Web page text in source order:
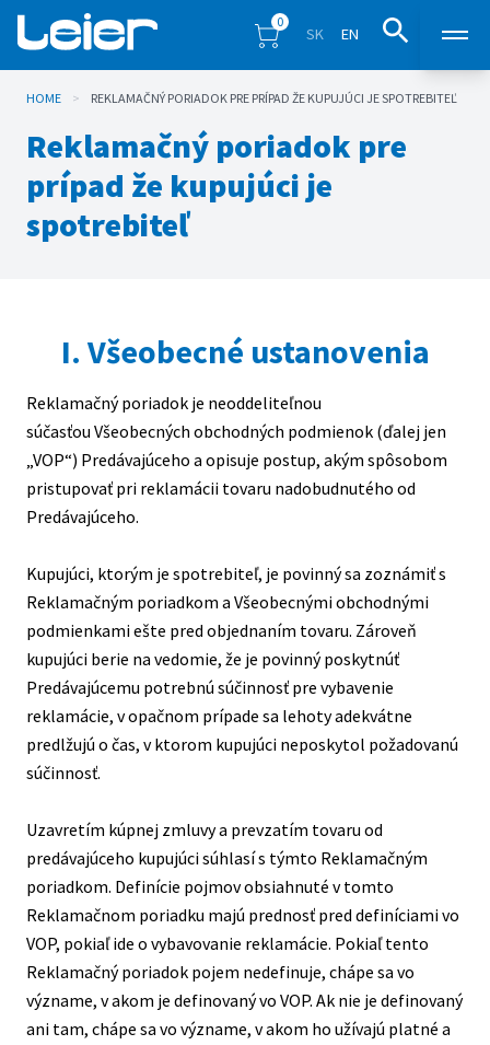
0
SK EN
Products
Sales points
Blog
Downloads
Contacts
HOME > REKLAMAČNÝ PORIADOK PRE PRÍPAD ŽE KUPUJÚCI JE SPOTREBITEĽ
Reklamačný poriadok pre
prípad že kupujúci je
spotrebiteľ
I. Všeobecné ustanovenia
Reklamačný poriadok je neoddeliteľnou
súčasťou Všeobecných obchodných podmienok (ďalej jen
„VOP“) Predávajúceho a opisuje postup, akým spôsobom
pristupovať pri reklamácii tovaru nadobudnutého od
Predávajúceho.
Kupujúci, ktorým je spotrebiteľ, je povinný sa zoznámiť s
Reklamačným poriadkom a Všeobecnými obchodnými
podmienkami ešte pred objednaním tovaru. Zároveň
kupujúci berie na vedomie, že je povinný poskytnúť
Predávajúcemu potrebnú súčinnosť pre vybavenie
reklamácie, v opačnom prípade sa lehoty adekvátne
predlžujú o čas, v ktorom kupujúci neposkytol požadovanú
súčinnosť.
Uzavretím kúpnej zmluvy a prevzatím tovaru od
predávajúceho kupujúci súhlasí s týmto Reklamačným
poriadkom. Definície pojmov obsiahnuté v tomto
Reklamačnom poriadku majú prednosť pred definíciami vo
VOP, pokiaľ ide o vybavovanie reklamácie. Pokiaľ tento
Reklamačný poriadok pojem nedefinuje, chápe sa vo
význame, v akom je definovaný vo VOP. Ak nie je definovaný
ani tam, chápe sa vo význame, v akom ho užívajú platné a